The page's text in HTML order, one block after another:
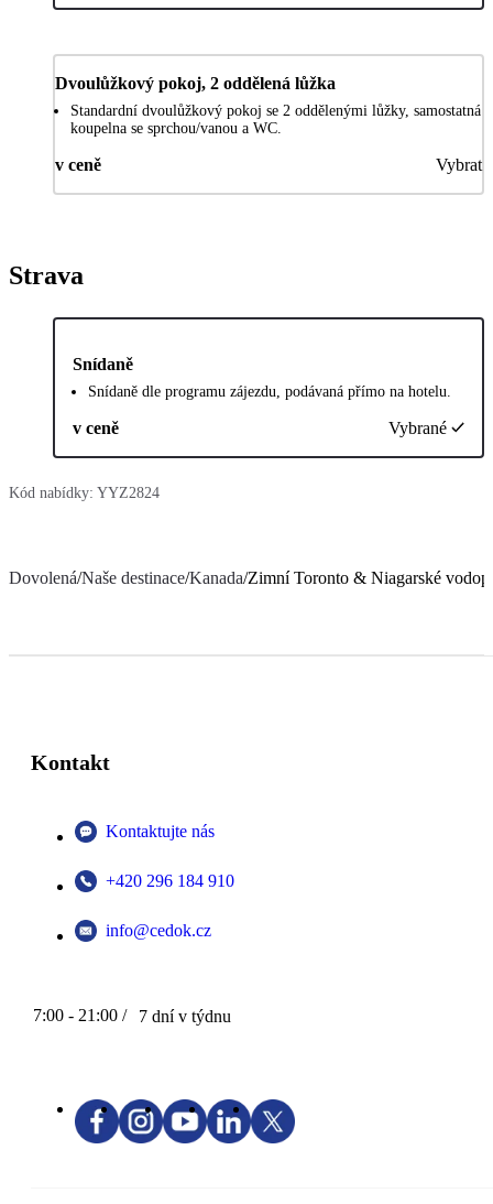
Dvoulůžkový pokoj, 2 oddělená lůžka
Standardní dvoulůžkový pokoj se 2 oddělenými lůžky, samostatná
koupelna se sprchou/vanou a WC.
v ceně Vybrat
Strava
Snídaně
Snídaně dle programu zájezdu, podávaná přímo na hotelu.
v ceně Vybrané
Kód nabídky: YYZ2824
Dovolená/Naše destinace/Kanada/Zimní Toronto & Niagarské
Kontakt
Kontaktujte nás
+420 296 184 910
info@cedok.cz
7:00 - 21:00 / 7 dní v týdnu